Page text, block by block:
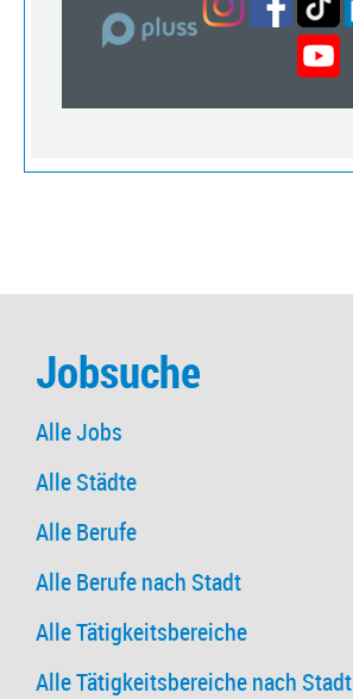
Jobsuche
Alle Jobs
Alle Städte
Alle Berufe
Alle Berufe nach Stadt
Alle Tätigkeitsbereiche
Alle Tätigkeitsbereiche nach Stadt